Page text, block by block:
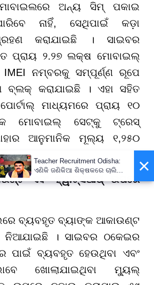
ଅନ୍ୟ ସିମ୍ ପକାଇ
ନାହିଁ, ସେଥିପାଇଁ କଡ଼ା
କରାଯାଇଛି । ସାଇବର
ପ୍ରାୟ ୨.୨୭ ଲକ୍ଷ ମୋବାଇଲ୍
IMEI ନମ୍ବରକୁ ସମ୍ପୂର୍ଣ୍ଣ ରୂପେ
ବ୍ଲକ୍ କରାଯାଇଛି । ଏହା ସହିତ
ପୋର୍ଟାଲ୍ ମାଧ୍ୟମରେ ପ୍ରାୟ ୧୦
ମୋବାଇଲ୍ ସେଟ୍କୁ ଟ୍ରେସ୍
ଆନୁମାନିକ ମୂଲ୍ୟ ୧,୨୫୦
।
ଏବଂ ହ୍ୱାଟ୍ସଆପ୍ ଉପରେ
ବ୍ୟବହୃତ ବ୍ୟାଙ୍କ ଆକାଉଣ୍ଟ
। ସାଇବର ଠକେଇର
ପାଇଁ ବ୍ୟବହୃତ ହେଉଥିବା ଏବଂ
ଖୋଲାଯାଇଥିବା ମ୍ୟୁଲ୍
×
Teacher Recruitment Odisha:
ଏଣିକି ଜଣିକିଆ ଶିକ୍ଷକରେ ଚାଲିବନି
ସ୍କୁଲ, ନିଯୁକ୍ତ ହେବେ ନୂଆ
ଶିକ୍ଷକ ; ୧୫ ଦିନରେ ପ୍ରକ୍ରିୟା